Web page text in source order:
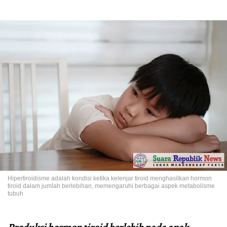
Hipertiroidisme adalah kondisi ketika kelenjar tiroid menghasilkan hormon
tiroid dalam jumlah berlebihan, memengaruhi berbagai aspek metabolisme
tubuh